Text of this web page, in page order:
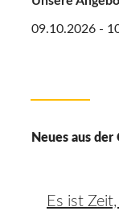
09.10.2026 -
Neues aus der
Es ist